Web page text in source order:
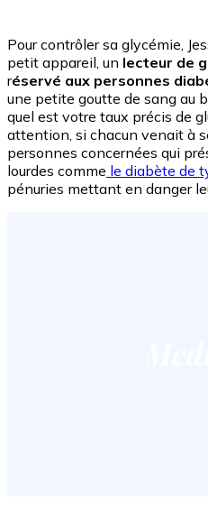
Pour contrôler sa glycémie,
petit appareil, un lecteur de
réservé aux personnes
une petite goutte de sang au
quel est votre taux précis de
attention, si chacun venait à
personnes concernées qui
lourdes comme le diabète de
pénuries mettant en danger